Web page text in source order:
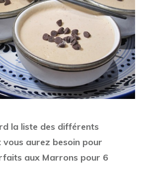
la liste des différents
aurez besoin pour
aux Marrons pour 6